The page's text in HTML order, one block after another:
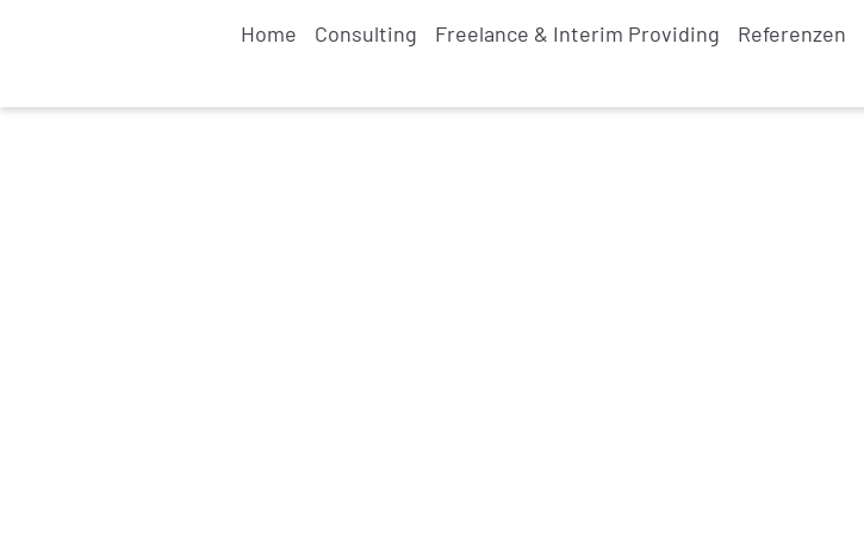
Home Consulting Freelance & Interim Providing Referenzen